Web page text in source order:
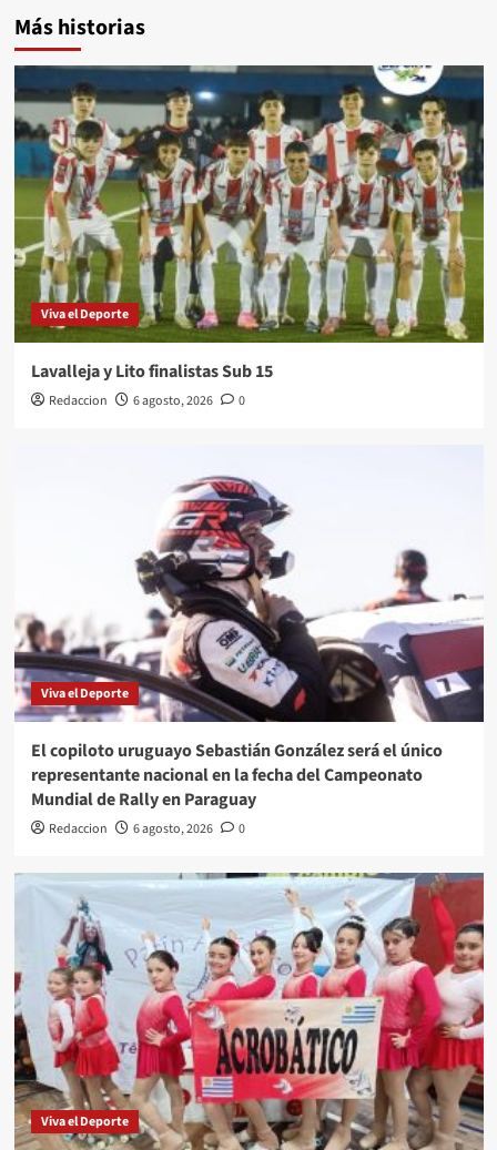
Más historias
Viva el Deporte
Lavalleja y Lito finalistas Sub 15
Redaccion 6 agosto, 2026 0
Viva el Deporte
El copiloto uruguayo Sebastián González será el único
representante nacional en la fecha del Campeonato
Mundial de Rally en Paraguay
Redaccion 6 agosto, 2026 0
Viva el Deporte